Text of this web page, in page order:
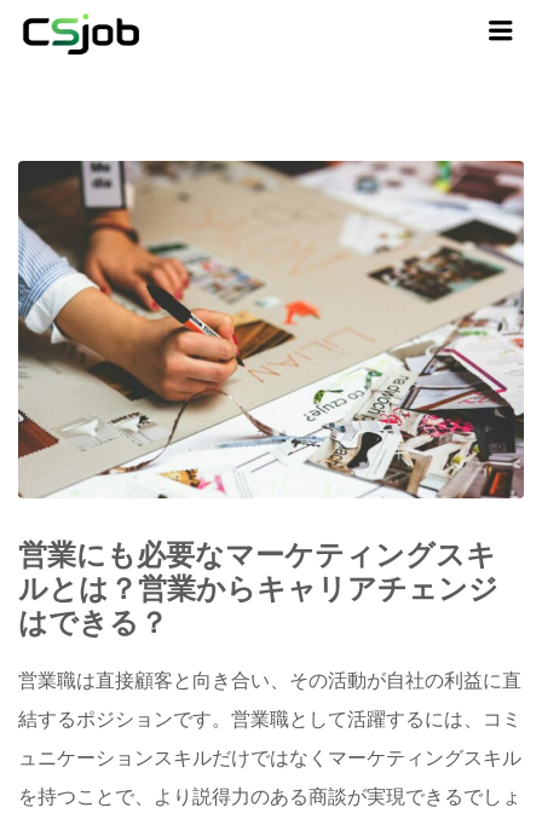
営業にも必要なマーケティングスキ
ルとは？営業からキャリアチェンジ
はできる？
営業職は直接顧客と向き合い、その活動が自社の利益に直
結するポジションです。営業職として活躍するには、コミ
ュニケーションスキルだけではなくマーケティングスキル
を持つことで、より説得力のある商談が実現できるでしょ